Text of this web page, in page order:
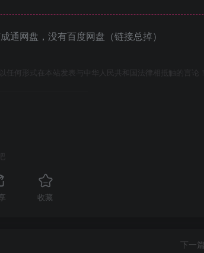
通网盘，没有百度网盘（链接总掉）
任何形式在本站发表与中华人民共和国法律相抵触的言论
收藏
下一